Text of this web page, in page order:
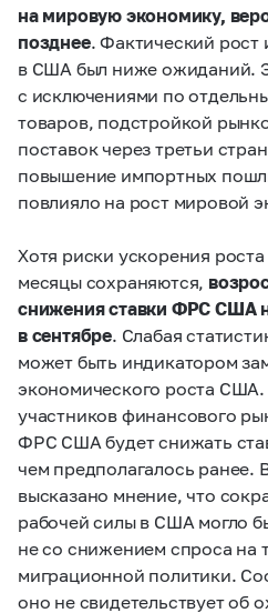
на мировую экономику,
позднее. Фактический
в США был ниже ожиданий.
с исключениями по
товаров, подстройкой
поставок через третьи
повышение импортных
повлияло на рост мировой
Хотя риски ускорения
месяцы сохраняются,
снижения ставки ФРС США
в сентябре. Слабая
может быть индикатором
экономического роста
участников финансового
ФРС США будет снижать
чем предполагалось ранее.
высказано мнение, что
рабочей силы в США могло
не со снижением спроса на
миграционной политики.
оно не свидетельствует об